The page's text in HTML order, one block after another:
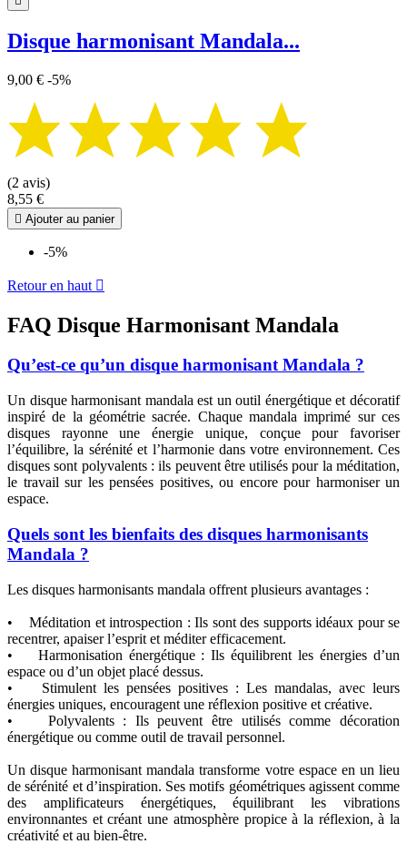
Disque harmonisant Mandala...
9,00 € -5%
(2 avis)
8,55 €
 Ajouter au panier
-5%
Retour en haut 
FAQ Disque Harmonisant Mandala
Qu’est-ce qu’un disque harmonisant Mandala ?
Un disque harmonisant mandala est un outil énergétique et décoratif
inspiré de la géométrie sacrée. Chaque mandala imprimé sur ces
disques rayonne une énergie unique, conçue pour favoriser
l’équilibre, la sérénité et l’harmonie dans votre environnement. Ces
disques sont polyvalents : ils peuvent être utilisés pour la méditation,
le travail sur les pensées positives, ou encore pour harmoniser un
espace.
Quels sont les bienfaits des disques harmonisants
Mandala ?
Les disques harmonisants mandala offrent plusieurs avantages :
• Méditation et introspection : Ils sont des supports idéaux pour se
recentrer, apaiser l’esprit et méditer efficacement.
• Harmonisation énergétique : Ils équilibrent les énergies d’un
espace ou d’un objet placé dessus.
• Stimulent les pensées positives : Les mandalas, avec leurs
énergies uniques, encouragent une réflexion positive et créative.
• Polyvalents : Ils peuvent être utilisés comme décoration
énergétique ou comme outil de travail personnel.
Un disque harmonisant mandala transforme votre espace en un lieu
de sérénité et d’inspiration. Ses motifs géométriques agissent comme
des amplificateurs énergétiques, équilibrant les vibrations
environnantes et créant une atmosphère propice à la réflexion, à la
créativité et au bien-être.